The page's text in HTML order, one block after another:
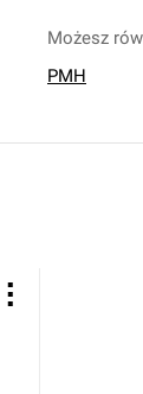
Możesz
PMH